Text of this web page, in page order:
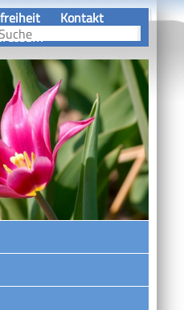
Kontakt